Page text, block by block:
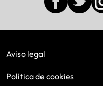
Aviso legal
Política de cookies